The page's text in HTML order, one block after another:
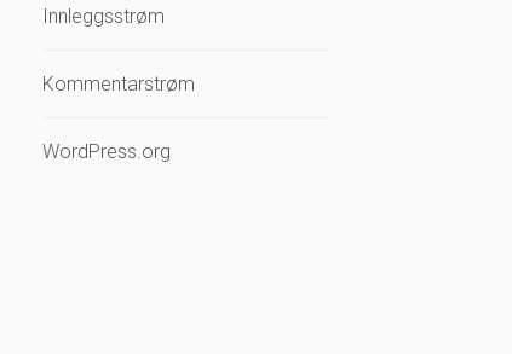
Innleggsstrøm
Kommentarstrøm
WordPress.org